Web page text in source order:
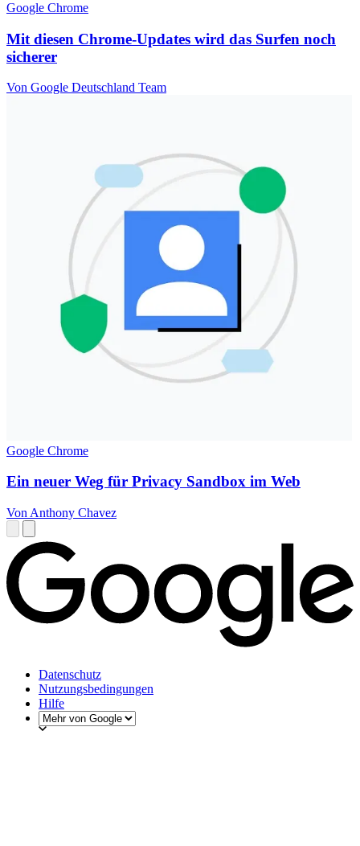
Google Chrome
Mit diesen Chrome-Updates wird das Surfen noch
sicherer
Von Google Deutschland Team
Google Chrome
Ein neuer Weg für Privacy Sandbox im Web
Von Anthony Chavez
Datenschutz
Nutzungsbedingungen
Hilfe